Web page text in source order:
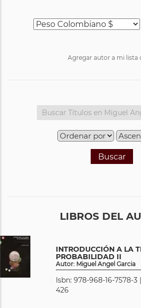
Agregar autor a mi lista
Buscar
LIBROS DEL
INTRODUCCIÓN A LA
PROBABILIDAD II
Autor: Miguel Angel Garcia
Isbn: 978-968-16-7578-3
426